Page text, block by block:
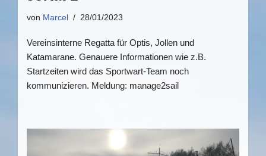
von Marcel 28/01/2023
Vereinsinterne Regatta für Optis, Jollen und
Katamarane. Genauere Informationen wie z.B.
Startzeiten wird das Sportwart-Team noch
kommunizieren. Meldung: manage2sail